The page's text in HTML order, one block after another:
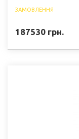
ЗАМОВЛЕННЯ
187530 грн.